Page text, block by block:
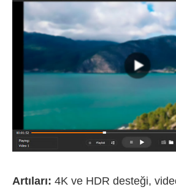
Artıları: 4K ve HDR desteği,